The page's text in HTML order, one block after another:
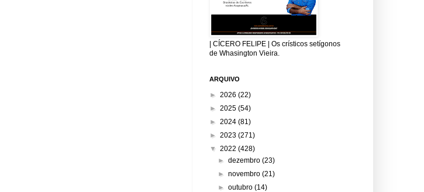
| CÍCERO FELIPE | Os crísticos setígonos
de Whasington Vieira.
ARQUIVO
► 2026 (22)
► 2025 (54)
► 2024 (81)
► 2023 (271)
▼ 2022 (428)
►dezembro(23)
►novembro(21)
►outubro(14)